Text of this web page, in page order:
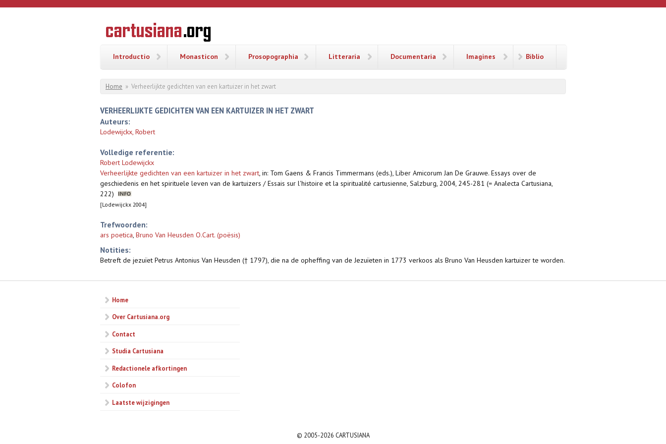
Overslaan en naar de inhoud gaan
CARTUSIANA
Geschiedenis
van de
Introductio Monasticon Prosopographia Litteraria Documentaria Imagines Biblio
U bent hier
Home » Verheerlijkte gedichten van een kartuizer in het zwart
VERHEERLIJKTE GEDICHTEN VAN EEN KARTUIZER IN HET ZWART
Auteurs:
Lodewijckx, Robert
Volledige referentie:
Robert Lodewijckx
Verheerlijkte gedichten van een kartuizer in het zwart, in: Tom Gaens & Francis Timmermans (eds.), Liber Amicorum Jan De Grauwe. Essays over de
geschiedenis en het spirituele leven van de kartuizers / Essais sur l'histoire et la spiritualité cartusienne, Salzburg, 2004, 245-281 (= Analecta Cartusiana,
222)
[Lodewijckx 2004]
Trefwoorden:
ars poetica, Bruno Van Heusden O.Cart. (poësis)
Notities:
Betreft de jezuïet Petrus Antonius Van Heusden († 1797), die na de opheffing van de Jezuïeten in 1773 verkoos als Bruno Van Heusden kartuizer te worden.
Home
Over Cartusiana.org
Contact
Studia Cartusiana
Redactionele afkortingen
Colofon
Laatste wijzigingen
© 2005-2026 CARTUSIANA